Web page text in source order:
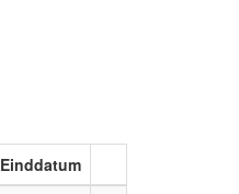
Einddatum